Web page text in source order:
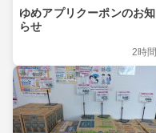
ゆめアプリクーポンのお知
らせ
2時